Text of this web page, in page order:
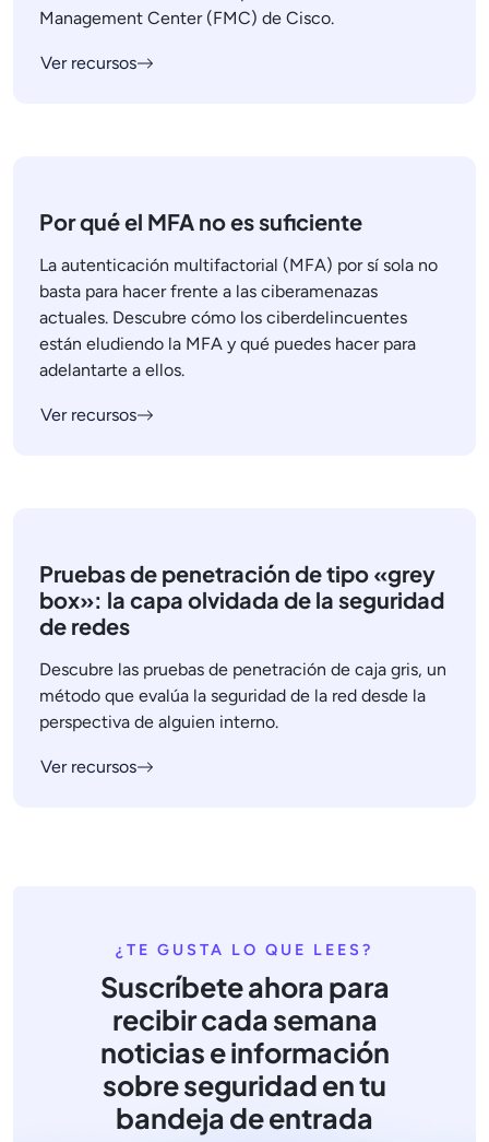
Management Center (FMC) de Cisco.
Ver recursos
Por qué el MFA no es suficiente
La autenticación multifactorial (MFA) por sí sola no
basta para hacer frente a las ciberamenazas
actuales. Descubre cómo los ciberdelincuentes
están eludiendo la MFA y qué puedes hacer para
adelantarte a ellos.
Ver recursos
Pruebas de penetración de tipo «grey
box»: la capa olvidada de la seguridad
de redes
Descubre las pruebas de penetración de caja gris, un
método que evalúa la seguridad de la red desde la
perspectiva de alguien interno.
Ver recursos
¿TE GUSTA LO QUE LEES?
Suscríbete ahora para
recibir cada semana
noticias e información
sobre seguridad en tu
bandeja de entrada